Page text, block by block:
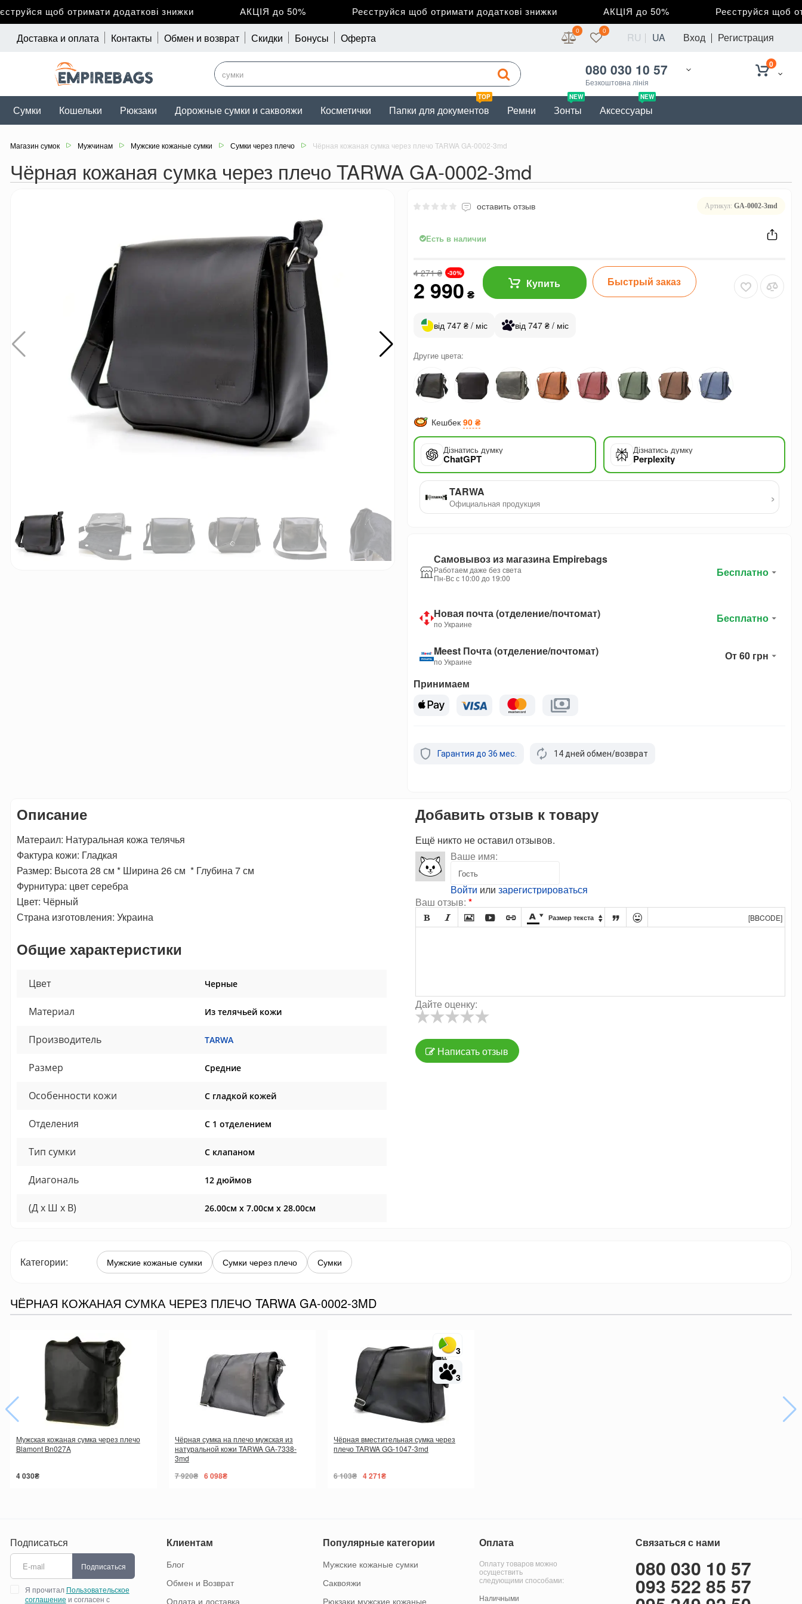
щоб отримати додаткові знижки АКЦІЯ до 50% Реєструйся щоб отримати додаткові знижки АКЦІЯ до 50% Реєструйся щоб
Доставка и оплата Контакты Обмен и возврат Скидки Бонусы Оферта Вход Регистрация
0 0 RU UA
080 030 10 57
Безкоштовна лінія
0
Сумки Кошельки Рюкзаки Дорожные сумки и саквояжи Косметички
TOP
Папки для документов Ремни
NEW
Зонты
NEW
Аксессуары
Магазин сумок Мужчинам Мужские кожаные сумки Сумки через плечо Чёрная кожаная сумка через плечо TARWA GA-0002-3md
Чёрная кожаная сумка через плечо TARWA GA-0002-3md
оставить отзыв Артикул: GA-0002-3md
Есть в наличии
4 271₴ -30%
2 990 ₴
Купить Быстрый заказ
від 747 ₴ / міс від 747 ₴ / міс
Другие цвета:
Кешбек 90 ₴
Дізнатись думку
ChatGPT
Дізнатись думку
Perplexity
TARWA
Официальная продукция ›
Самовывоз из магазина Empirebags
Работаем даже без света
Пн-Вс с 10:00 до 19:00
Бесплатно
Новая почта (отделение/почтомат)
по Украине Бесплатно
Meest Почта (отделение/почтомат)
по Украине От 60 грн
Принимаем
Гарантия до 36 мес. 14 дней обмен/возврат
Описание
Матераил: Натуральная кожа телячья
Фактура кожи: Гладкая
Размер: Высота 28 см * Ширина 26 см * Глубина 7 см
Фурнитура: цвет серебра
Цвет: Чёрный
Страна изготовления: Украина
Общие характеристики
Цвет Черные
Материал Из телячьей кожи
Производитель TARWA
Размер Средние
Особенности кожи С гладкой кожей
Отделения С 1 отделением
Тип сумки С клапаном
Диагональ 12 дюймов
(Д x Ш x В) 26.00см x 7.00см x 28.00см
Добавить отзыв к товару
Ещё никто не оставил отзывов.
Ваше имя:
Войти или зарегистрироваться
Ваш отзыв: *
       Размер текста    [BBCODE]
Дайте оценку:
Написать отзыв
Категории: Мужские кожаные сумки Сумки через плечо Сумки
ЧЁРНАЯ КОЖАНАЯ СУМКА ЧЕРЕЗ ПЛЕЧО TARWA GA-0002-3MD
Мужская кожаная сумка через плечо
Blamont Bn027A
4 030₴
Чёрная сумка на плечо мужская из
натуральной кожи TARWA GA-7338-
3md
7 920₴ 6 098₴
3
3
Чёрная вместительная сумка через
плечо TARWA GG-1047-3md
6 103₴ 4 271₴
Подписаться
Подписаться
Я прочитал Пользовательское
соглашение и согласен с
Клиентам
Блог
Обмен и Возврат
Оплата и доставка
Популярные категории
Мужские кожаные сумки
Саквояжи
Рюкзаки мужские кожаные
Оплата
Оплату товаров можно
осуществить
следующими способами:
Наличными
Связаться с нами
080 030 10 57
093 522 85 57